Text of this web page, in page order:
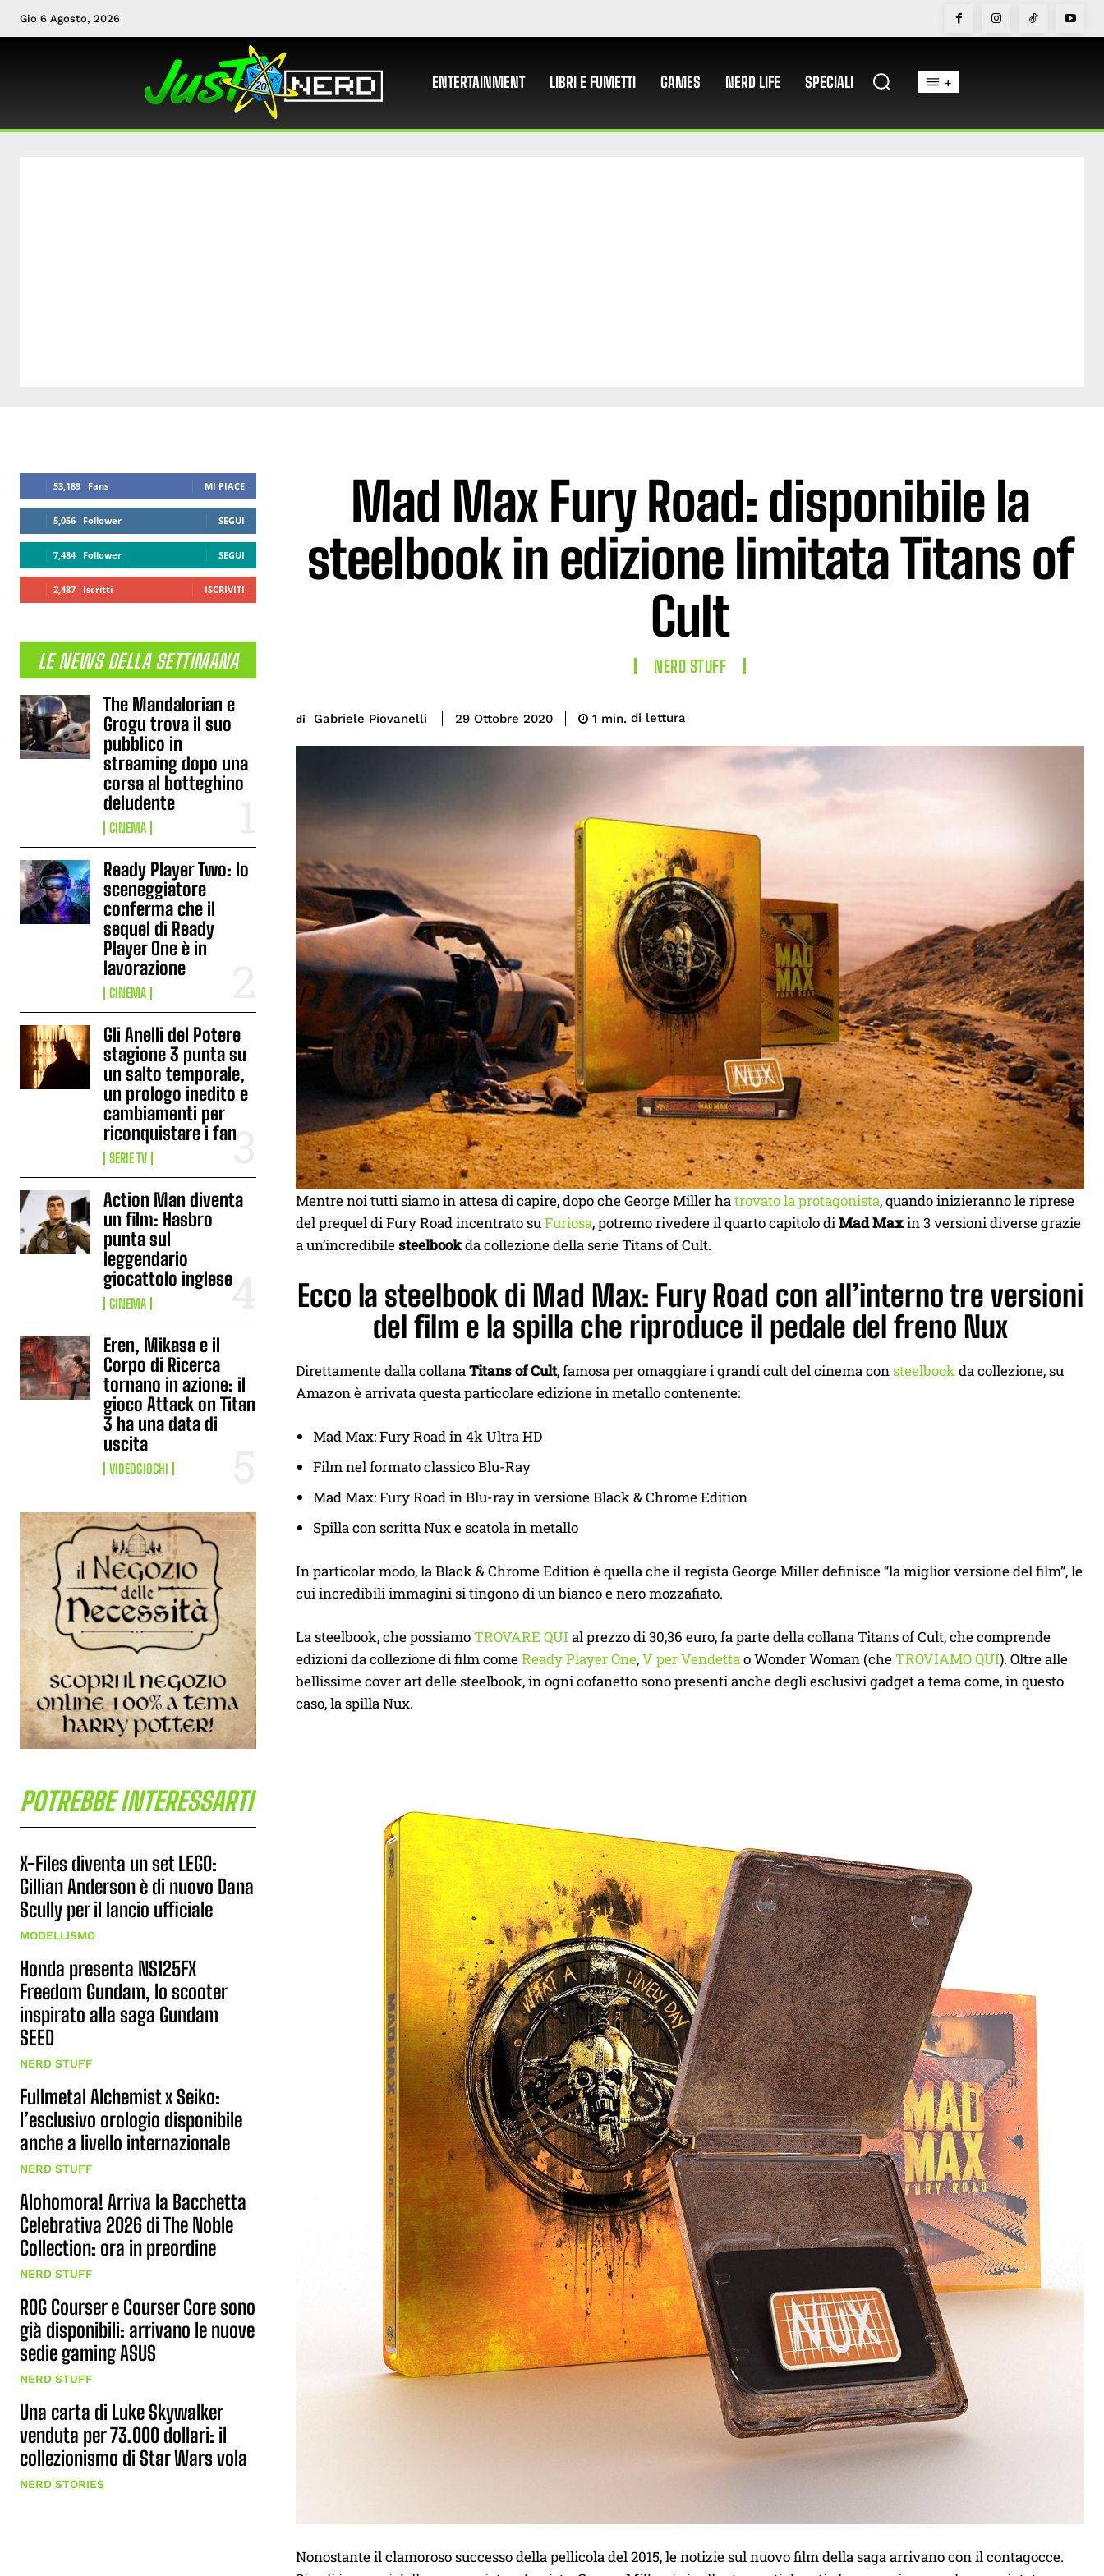
Gio 6 Agosto, 2026
ENTERTAINMENT LIBRI E FUMETTI GAMES NERD LIFE SPECIALI +
53,189 Fans MI PIACE
5,056 Follower SEGUI
7,484 Follower SEGUI
2,487 Iscritti ISCRIVITI
LE NEWS DELLA SETTIMANA
The Mandalorian e
Grogu trova il suo
pubblico in
streaming dopo una
corsa al botteghino
deludente
CINEMA
Ready Player Two: lo
sceneggiatore
conferma che il
sequel di Ready
Player One è in
lavorazione
CINEMA
Gli Anelli del Potere
stagione 3 punta su
un salto temporale,
un prologo inedito e
cambiamenti per
riconquistare i fan
SERIE TV
Action Man diventa
un film: Hasbro
punta sul
leggendario
giocattolo inglese
CINEMA
Eren, Mikasa e il
Corpo di Ricerca
tornano in azione: il
gioco Attack on Titan
3 ha una data di
uscita
VIDEOGIOCHI
POTREBBE INTERESSARTI
X-Files diventa un set LEGO:
Gillian Anderson è di nuovo Dana
Scully per il lancio ufficiale
MODELLISMO
Honda presenta NS125FX
Freedom Gundam, lo scooter
inspirato alla saga Gundam
SEED
NERD STUFF
Fullmetal Alchemist x Seiko:
l’esclusivo orologio disponibile
anche a livello internazionale
NERD STUFF
Alohomora! Arriva la Bacchetta
Celebrativa 2026 di The Noble
Collection: ora in preordine
NERD STUFF
ROG Courser e Courser Core sono
già disponibili: arrivano le nuove
sedie gaming ASUS
NERD STUFF
Una carta di Luke Skywalker
venduta per 73.000 dollari: il
collezionismo di Star Wars vola
NERD STORIES
Mad Max Fury Road: disponibile la
steelbook in edizione limitata Titans of
Cult
NERD STUFF
di Gabriele Piovanelli 29 Ottobre 2020 1 min. di lettura
Mentre noi tutti siamo in attesa di capire, dopo che George Miller hatrovato la protagonista, quando inizieranno le riprese
del prequel di Fury Road incentrato suFuriosa, potremo rivedere il quarto capitolo diMad Maxin 3 versioni diverse grazie
a un’incredibilesteelbookda collezione della serie Titans of Cult.
Ecco la steelbook di Mad Max: Fury Road con all’interno tre versioni
del film e la spilla che riproduce il pedale del freno Nux
Direttamente dalla collanaTitans of Cult, famosa per omaggiare i grandi cult del cinema consteelbookda collezione, su
Amazon è arrivata questa particolare edizione in metallo contenente:
Mad Max: Fury Road in 4k Ultra HD
Film nel formato classico Blu-Ray
Mad Max: Fury Road in Blu-ray in versione Black & Chrome Edition
Spilla con scritta Nux e scatola in metallo
In particolar modo, la Black & Chrome Edition è quella che il regista George Miller definisce “la miglior versione del film”, le
cui incredibili immagini si tingono di un bianco e nero mozzafiato.
La steelbook, che possiamoTROVARE QUI al prezzo di 30,36 euro, fa parte della collana Titans of Cult, che comprende
edizioni da collezione di film comeReady Player One,V per Vendettao Wonder Woman (cheTROVIAMO QUI). Oltre alle
bellissime cover art delle steelbook, in ogni cofanetto sono presenti anche degli esclusivi gadget a tema come, in questo
caso, la spilla Nux.
Nonostante il clamoroso successo della pellicola del 2015, le notizie sul nuovo film della saga arrivano con il contagocce.